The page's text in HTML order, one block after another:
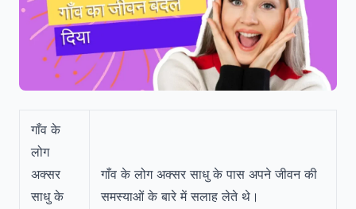
गाँव के
लोग
अक्सर
साधु के
गाँव के लोग अक्सर साधु के पास अपने जीवन की
समस्याओं के बारे में सलाह लेते थे।